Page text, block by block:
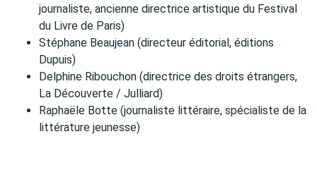
journaliste, ancienne directrice artistique du Festival
du Livre de Paris)
Stéphane Beaujean (directeur éditorial, éditions
Dupuis)
Delphine Ribouchon (directrice des droits étrangers,
La Découverte / Julliard)
Raphaële Botte (journaliste littéraire, spécialiste de la
littérature jeunesse)